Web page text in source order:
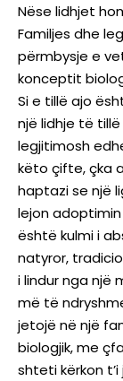
Nëse lidhjet
Familjes dhe
përmbysje e
konceptit
Si e tillë ajo
një lidhje të
legjitimosh
këto çifte, çka
haptazi se një
lejon
është kulmi i
natyror,
i lindur nga një
më të
jetojë në një
biologjik, me
shteti kërkon